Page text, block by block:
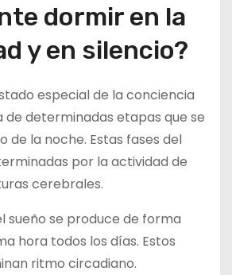
dormir en la
y en silencio?
especial de la conciencia
de determinadas etapas que se
de la noche. Estas fases del
por la actividad de
cerebrales.
sueño se produce de forma
hora todos los días. Estos
ritmo circadiano.